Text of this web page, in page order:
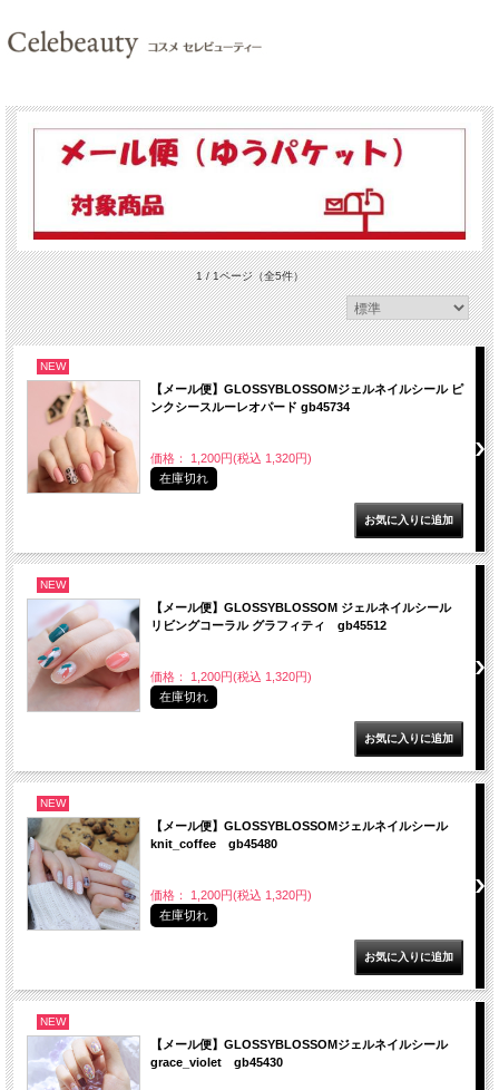
1 / 1ページ（全5件）
NEW
【メール便】GLOSSYBLOSSOMジェルネイルシール ピ
ンクシースルーレオパード gb45734
価格： 1,200円(税込 1,320円)
在庫切れ
NEW
【メール便】GLOSSYBLOSSOM ジェルネイルシール
リビングコーラル グラフィティ gb45512
価格： 1,200円(税込 1,320円)
在庫切れ
NEW
【メール便】GLOSSYBLOSSOMジェルネイルシール
knit_coffee gb45480
価格： 1,200円(税込 1,320円)
在庫切れ
NEW
【メール便】GLOSSYBLOSSOMジェルネイルシール
grace_violet gb45430